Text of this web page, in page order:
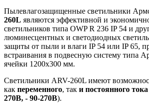
Пылевлагозащищенные светильники
260L являются эффективной и
светильников типа OWP R 236 IP 54 и
люминесцентных и светодиодных
защиты от пыли и влаги IP 54 или IP 65,
встраивания в подвесную систему типа
ячейки 1200х300 мм.
Светильники ARV-260L имеют
как переменного, так и постоянного тока
270В, - 90-270В).